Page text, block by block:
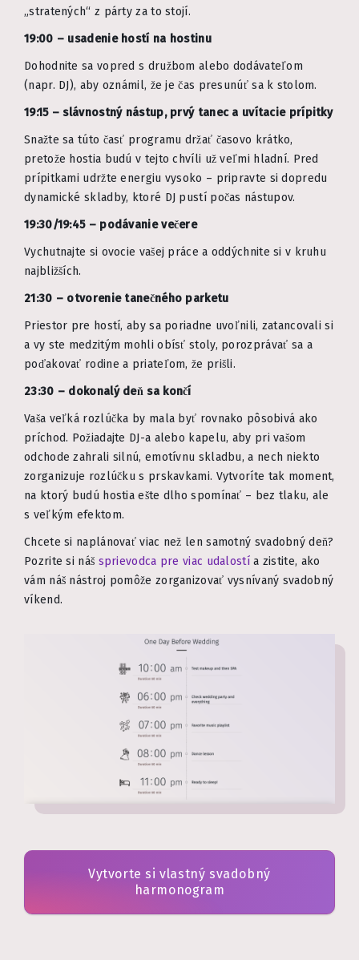
„stratených“ z párty za to stojí.
19:00 – usadenie hostí na hostinu
Dohodnite sa vopred s družbom alebo dodávateľom
(napr. DJ), aby oznámil, že je čas presunúť sa k stolom.
19:15 – slávnostný nástup, prvý tanec a uvítacie prípitky
Snažte sa túto časť programu držať časovo krátko,
pretože hostia budú v tejto chvíli už veľmi hladní. Pred
prípitkami udržte energiu vysoko – pripravte si dopredu
dynamické skladby, ktoré DJ pustí počas nástupov.
19:30/19:45 – podávanie večere
Vychutnajte si ovocie vašej práce a oddýchnite si v kruhu
najbližších.
21:30 – otvorenie tanečného parketu
Priestor pre hostí, aby sa poriadne uvoľnili, zatancovali si
a vy ste medzitým mohli obísť stoly, porozprávať sa a
poďakovať rodine a priateľom, že prišli.
23:30 – dokonalý deň sa končí
Vaša veľká rozlúčka by mala byť rovnako pôsobivá ako
príchod. Požiadajte DJ-a alebo kapelu, aby pri vašom
odchode zahrali silnú, emotívnu skladbu, a nech niekto
zorganizuje rozlúčku s prskavkami. Vytvoríte tak moment,
na ktorý budú hostia ešte dlho spomínať – bez tlaku, ale
s veľkým efektom.
Chcete si naplánovať viac než len samotný svadobný deň?
Pozrite si náš sprievodca pre viac udalostía zistite, ako
vám náš nástroj pomôže zorganizovať vysnívaný svadobný
víkend.
Vytvorte si vlastný svadobný
harmonogram